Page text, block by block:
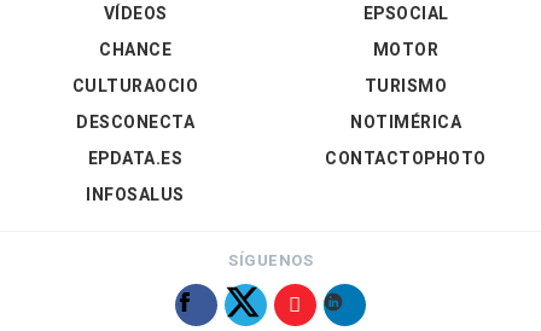
VÍDEOS
EPSOCIAL
CHANCE
CULTURAOCIO
DESCONECTA
EPDATA.ES
INFOSALUS
MOTOR
TURISMO
NOTIMÉRICA
CONTACTOPHOTO
SÍGUENOS